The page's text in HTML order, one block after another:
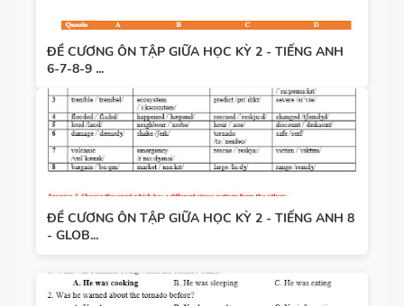
ĐỀ CƯƠNG ÔN TẬP GIỮA HỌC KỲ 2 - TIẾNG ANH
6-7-8-9 ...
ĐỀ CƯƠNG ÔN TẬP GIỮA HỌC KỲ 2 - TIẾNG ANH 8
- GLOB...